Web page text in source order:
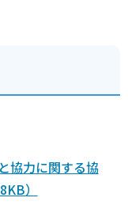
協力に関する協
）